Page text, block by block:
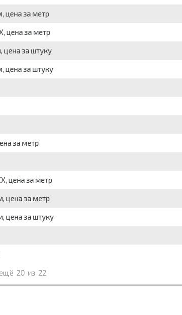
цена за метр
цена за метр
цена за штуку
цена за штуку
за метр
цена за метр
цена за метр
цена за штуку
20 из 22